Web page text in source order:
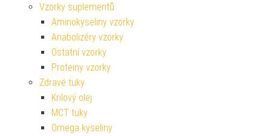
Vzorky suplementů
Aminokyseliny vzorky
Anabolizéry vzorky
Ostatní vzorky
Proteiny vzorky
Zdravé tuky
Krilový olej
MCT tuky
Omega kyseliny